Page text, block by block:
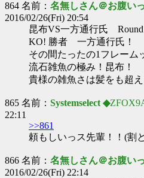
864 名前： 名無しさん＠お腹い
2016/02/26(Fri) 20:54
昆布VS一方通行氏
KO! 勝者 一方通行氏！
その間たったの1フレーム
流石雑魚の極み！昆布！
貴様の雑魚さは髪をも超
865 名前： Systemselect ◆
22:11
>>861
頼もしいっス先輩！！(割
866 名前： 名無しさん＠お腹い
2016/02/26(Fri) 22:14